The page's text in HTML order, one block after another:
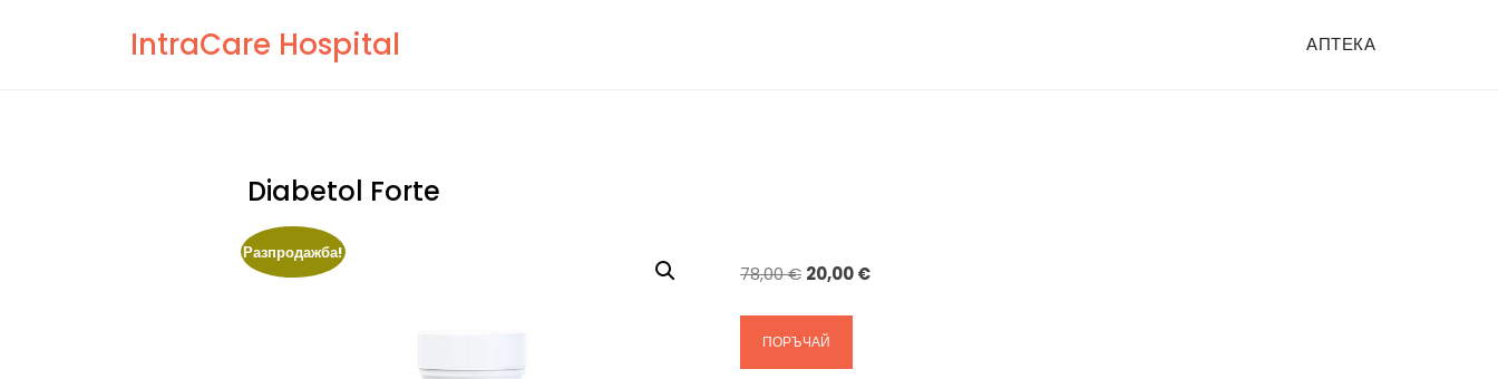
IntraCare Hospital АПТЕКА
Diabetol Forte
Разпродажба!
78,00€ Original
was:
78,00 €.
20,00€Текущата
ПОРЪЧАЙ